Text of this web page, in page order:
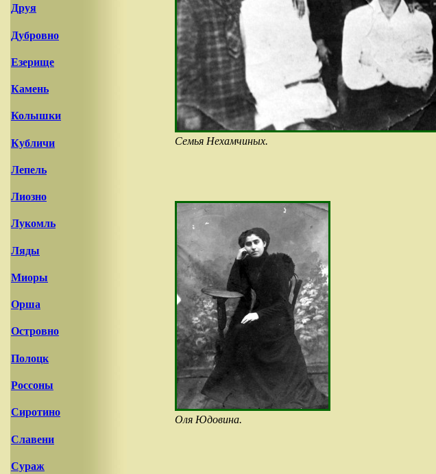
Друя
Дубровно
Езерище
Камень
Колышки
Кубличи
Лепель
Лиозно
Лукомль
Ляды
Миоры
Орша
Островно
Полоцк
Россоны
Сиротино
Славени
Сураж
Семья Нехамчиных.
Оля Юдовина.